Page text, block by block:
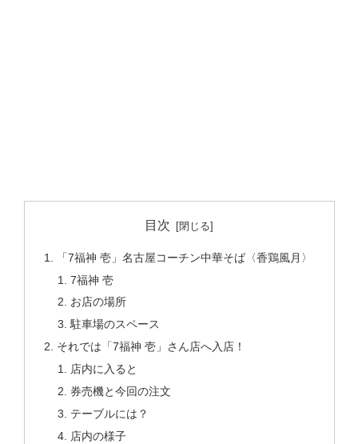
目次
「7福神 壱」名古屋コーチン中華そば〈香鶏風月〉
7福神 壱
お店の場所
駐車場のスペース
それでは「7福神 壱」さん店へ入店！
店内に入ると
券売機と今回の注文
テーブルには？
店内の様子